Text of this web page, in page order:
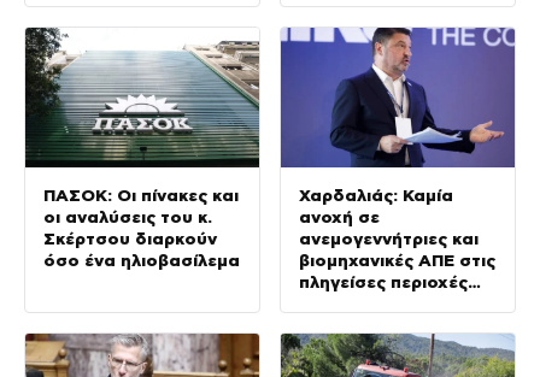
Αττικοβοιωτία
ΠΑΣΟΚ: Οι πίνακες και
οι αναλύσεις του κ.
Σκέρτσου διαρκούν
όσο ένα ηλιοβασίλεμα
Χαρδαλιάς: Καμία
ανοχή σε
ανεμογεννήτριες και
βιομηχανικές ΑΠΕ στις
πληγείσες περιοχές